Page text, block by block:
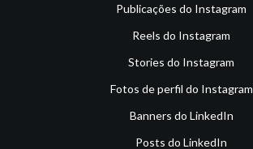
Publicações do Instagram
Reels do Instagram
Stories do Instagram
Fotos de perfil do Instagram
Banners do LinkedIn
Posts do LinkedIn